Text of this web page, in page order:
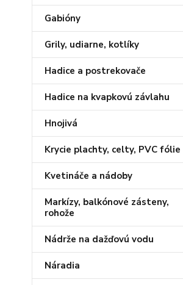
Gabióny
Grily, udiarne, kotlíky
Hadice a postrekovače
Hadice na kvapkovú závlahu
Hnojivá
Krycie plachty, celty, PVC fólie
Kvetináče a nádoby
Markízy, balkónové zásteny,
rohože
Nádrže na dažďovú vodu
Náradia